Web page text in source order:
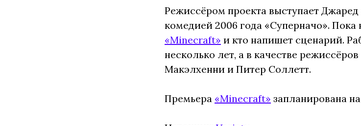
Режиссёром проекта выступает
комедией 2006 года «Суперначо». Пока
«Minecraft» и кто напишет сценарий.
несколько лет, а в качестве
Макэлхенни и Питер Соллетт.
Премьера «Minecraft» запланирована